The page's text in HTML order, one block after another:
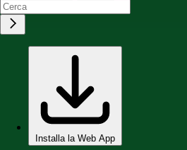
Installa la Web App